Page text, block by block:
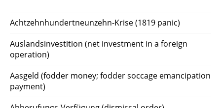
Achtzehnhundertneunzehn-Krise (1819 panic)
Auslandsinvestition (net investment in a foreign
operation)
Aasgeld (fodder money; fodder soccage emancipation
payment)